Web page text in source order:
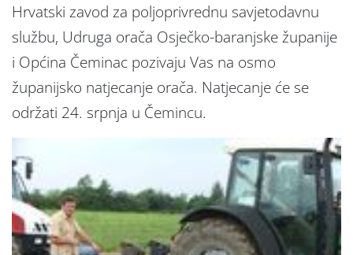
Hrvatski zavod za poljoprivrednu savjetodavnu
službu, Udruga orača Osječko-baranjske županije
i Općina Čeminac pozivaju Vas na osmo
županijsko natjecanje orača. Natjecanje će se
održati 24. srpnja u Čemincu.